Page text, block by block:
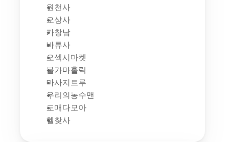
원천사
오상사
카창남
바튜사
오섹시마켓
불가마홀릭
마사지트루
우리의농수맨
도매다모아
헬찾사